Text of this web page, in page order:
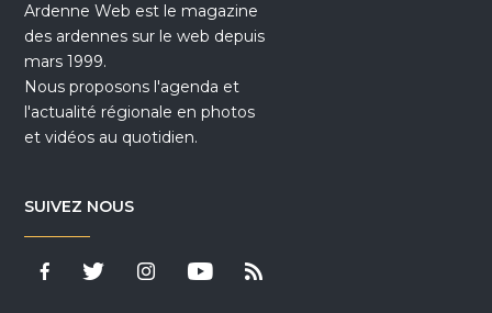
Ardenne Web est le magazine
des ardennes sur le web depuis
mars 1999.
Nous proposons l'agenda et
l'actualité régionale en photos
et vidéos au quotidien.
SUIVEZ NOUS